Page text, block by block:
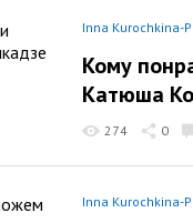
Inna Kurochkina-
Кому
Катюша
274 0
Inna Kurochkina-